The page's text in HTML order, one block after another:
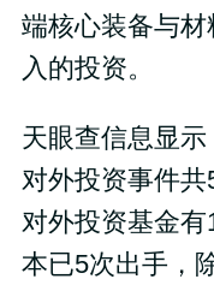
端核心装备与
入的投资。
天眼查信息显
对外投资事件共
对外投资基金
本已5次出手，